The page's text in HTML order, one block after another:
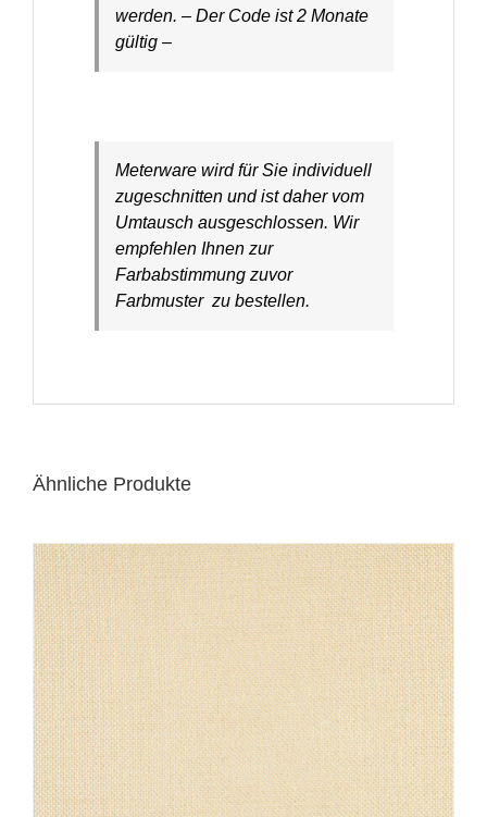
werden. – Der Code ist 2 Monate
gültig –
Meterware wird für Sie individuell
zugeschnitten und ist daher vom
Umtausch ausgeschlossen. Wir
empfehlen Ihnen zur
Farbabstimmung zuvor
Farbmuster zu bestellen.
Ähnliche Produkte